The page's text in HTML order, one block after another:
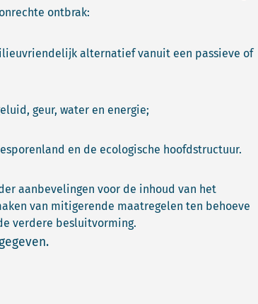
ontbrak:
alternatief vanuit een passieve of
geur, water en energie;
en de ecologische hoofdstructuur.
aanbevelingen voor de inhoud van het
van mitigerende maatregelen ten behoeve
verdere besluitvorming.